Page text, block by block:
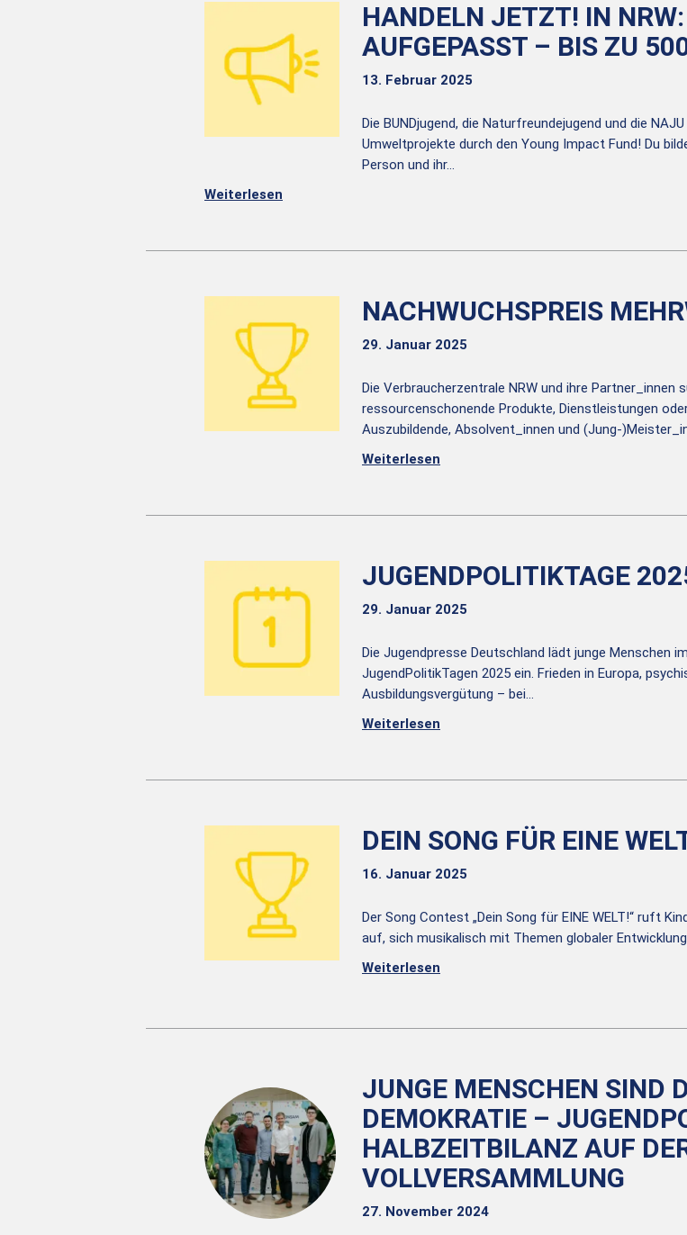
HANDELN JETZT! IN
AUFGEPASST – BIS ZU
13. Februar 2025
Die BUNDjugend, die Naturfreundejugend und die
Umweltprojekte durch den Young Impact Fund! Du
Person und ihr…
Weiterlesen
NACHWUCHSPREIS
29. Januar 2025
Die Verbraucherzentrale NRW und ihre
ressourcenschonende Produkte, Dienstleistungen
Auszubildende, Absolvent_innen und (Jung-
Weiterlesen
JUGENDPOLITIKTAGE
29. Januar 2025
Die Jugendpresse Deutschland lädt junge Menschen
JugendPolitikTagen 2025 ein. Frieden in Europa,
Ausbildungsvergütung – bei…
Weiterlesen
DEIN SONG FÜR EINE
16. Januar 2025
Der Song Contest „Dein Song für EINE WELT!“ ruft
auf, sich musikalisch mit Themen globaler
Weiterlesen
JUNGE MENSCHEN SIND
DEMOKRATIE –
HALBZEITBILANZ AUF
VOLLVERSAMMLUNG
27. November 2024